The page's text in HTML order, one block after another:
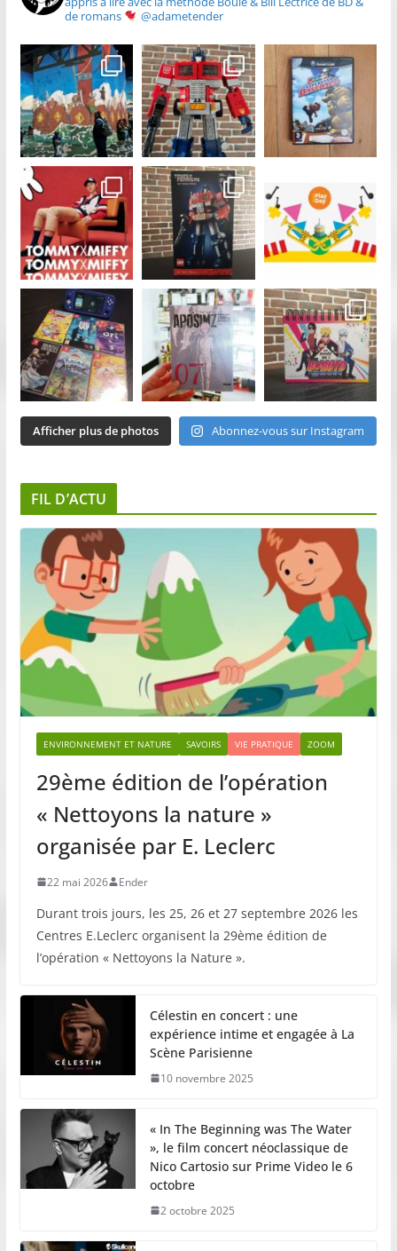
de romans
@adametender
Afficher plus de photos Abonnez-vous sur Instagram
FIL D’ACTU
ENVIRONNEMENT ET NATURE SAVOIRS VIE PRATIQUE ZOOM
29ème édition de l’opération
« Nettoyons la nature »
organisée par E. Leclerc
22 mai 2026 Ender
Durant trois jours, les 25, 26 et 27 septembre 2026 les
Centres E.Leclerc organisent la 29ème édition de
l’opération « Nettoyons la Nature ».
Célestin en concert : une
expérience intime et engagée à La
Scène Parisienne
10 novembre 2025
« In The Beginning was The Water
», le film concert néoclassique de
Nico Cartosio sur Prime Video le 6
octobre
2 octobre 2025